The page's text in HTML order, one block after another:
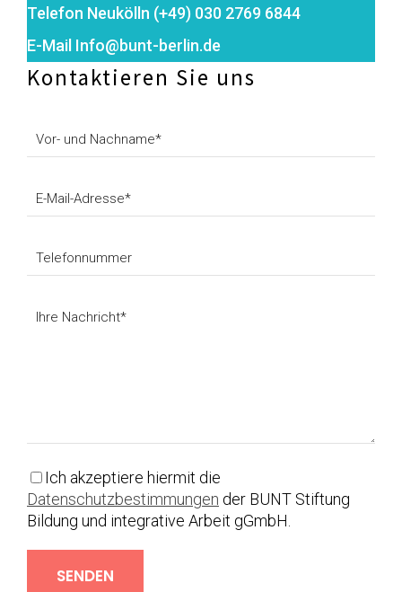
Telefon Neukölln (+49) 030 2769 6844
E-Mail Info@bunt-berlin.de
Kontaktieren Sie uns
Ich akzeptiere hiermit die
Datenschutzbestimmungen der BUNT Stiftung
Bildung und integrative Arbeit gGmbH.